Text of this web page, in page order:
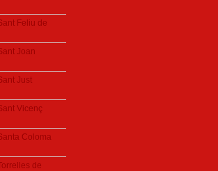
Feliu de
Joan
Just
Vicenç
Coloma
de